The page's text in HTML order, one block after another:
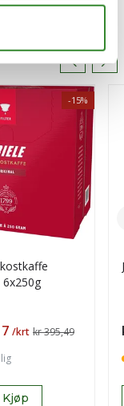
-15%
/krt kr 395,49
Kjøp